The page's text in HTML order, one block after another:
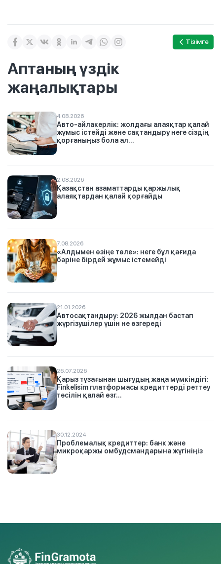
Тізімге
Аптаның үздік
жаңалықтары
4.08.2026
Авто-айлакерлік: жолдағы алаяқтар қалай
жұмыс істейді және сақтандыру неге сіздің
қорғаныңыз бола ал...
2.08.2026
Қазақстан азаматтарды қаржылық
алаяқтардан қалай қорғайды
7.08.2026
«Алдымен өзіңе төле»: неге бұл қағида
бәріне бірдей жұмыс істемейді
21.01.2026
Автосақтандыру: 2026 жылдан бастап
жүргізушілер үшін не өзгереді
26.07.2026
Қарыз тұзағынан шығудың жаңа мүмкіндігі:
Finkelisim платформасы кредиттерді реттеу
тәсілін қалай өзг...
30.12.2024
Проблемалық кредиттер: банк және
микроқаржы омбудсмандарына жүгініңіз